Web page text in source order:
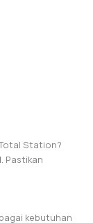
Station?
Pastikan
kebutuhan